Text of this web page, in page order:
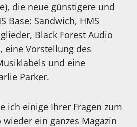
die neue günstigere und
Base: Sandwich, HMS
Black Forest Audio
eine Vorstellung des
und eine
Parker.
ich einige Ihrer Fragen zum
wieder ein ganzes Magazin